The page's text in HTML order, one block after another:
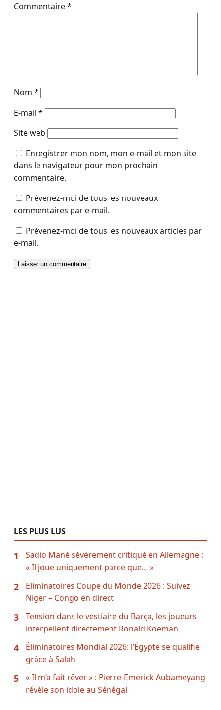
Commentaire*
Nom *
E-mail *
Site web
Enregistrer mon nom, mon e-mail et mon site
dans le navigateur pour mon prochain
commentaire.
Prévenez-moi de tous les nouveaux
commentaires par e-mail.
Prévenez-moi de tous les nouveaux articles par
e-mail.
LES PLUS LUS
1
Sadio Mané sévèrement critiqué en Allemagne :
« Il joue uniquement parce que… »
2
Eliminatoires Coupe du Monde 2026 : Suivez
Niger – Congo en direct
3
Tension dans le vestiaire du Barça, les joueurs
interpellent directement Ronald Koeman
4
Éliminatoires Mondial 2026: l’Égypte se qualifie
grâce à Salah
5
« Il m’a fait rêver » : Pierre-Emerick Aubameyang
révèle son idole au Sénégal